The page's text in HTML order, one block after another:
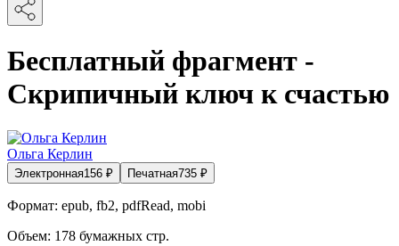
Бесплатный фрагмент -
Скрипичный ключ к счастью
Ольга Керлин
Электронная156 ₽ Печатная735 ₽
Формат: epub, fb2, pdfRead, mobi
Объем: 178 бумажных стр.